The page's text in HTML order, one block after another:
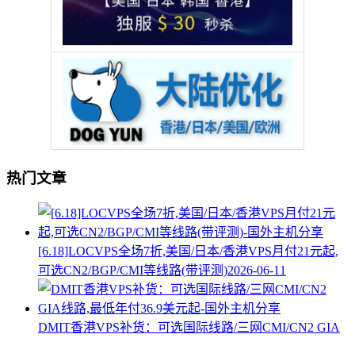
热门文章
[6.18]LOCVPS全场7折,美国/日本/香港VPS月付21元起,
可选CN2/BGP/CMI等线路(带评测)2026-06-11
DMIT香港VPS补货：可选国际线路/三网CMI/CN2 GIA